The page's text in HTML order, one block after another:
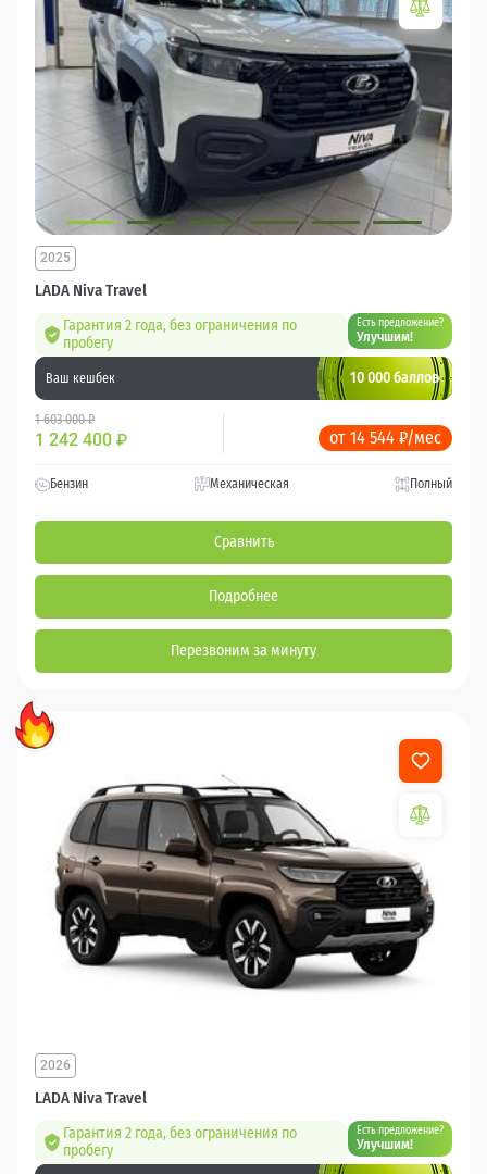
LADA Niva Travel
2025
Гарантия 2 года, без ограничения по
пробегу
Есть предложение?
Улучшим!
Ваш кешбек 10 000 баллов
1 603 000 ₽
1 242 400 ₽ от 14 544 ₽/мес
Бензин Механическая Полный
Сравнить
Подробнее
Перезвоним за минуту
LADA Niva Travel
2026
Гарантия 2 года, без ограничения по
пробегу
Есть предложение?
Улучшим!